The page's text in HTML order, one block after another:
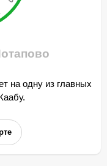
на одну из главных